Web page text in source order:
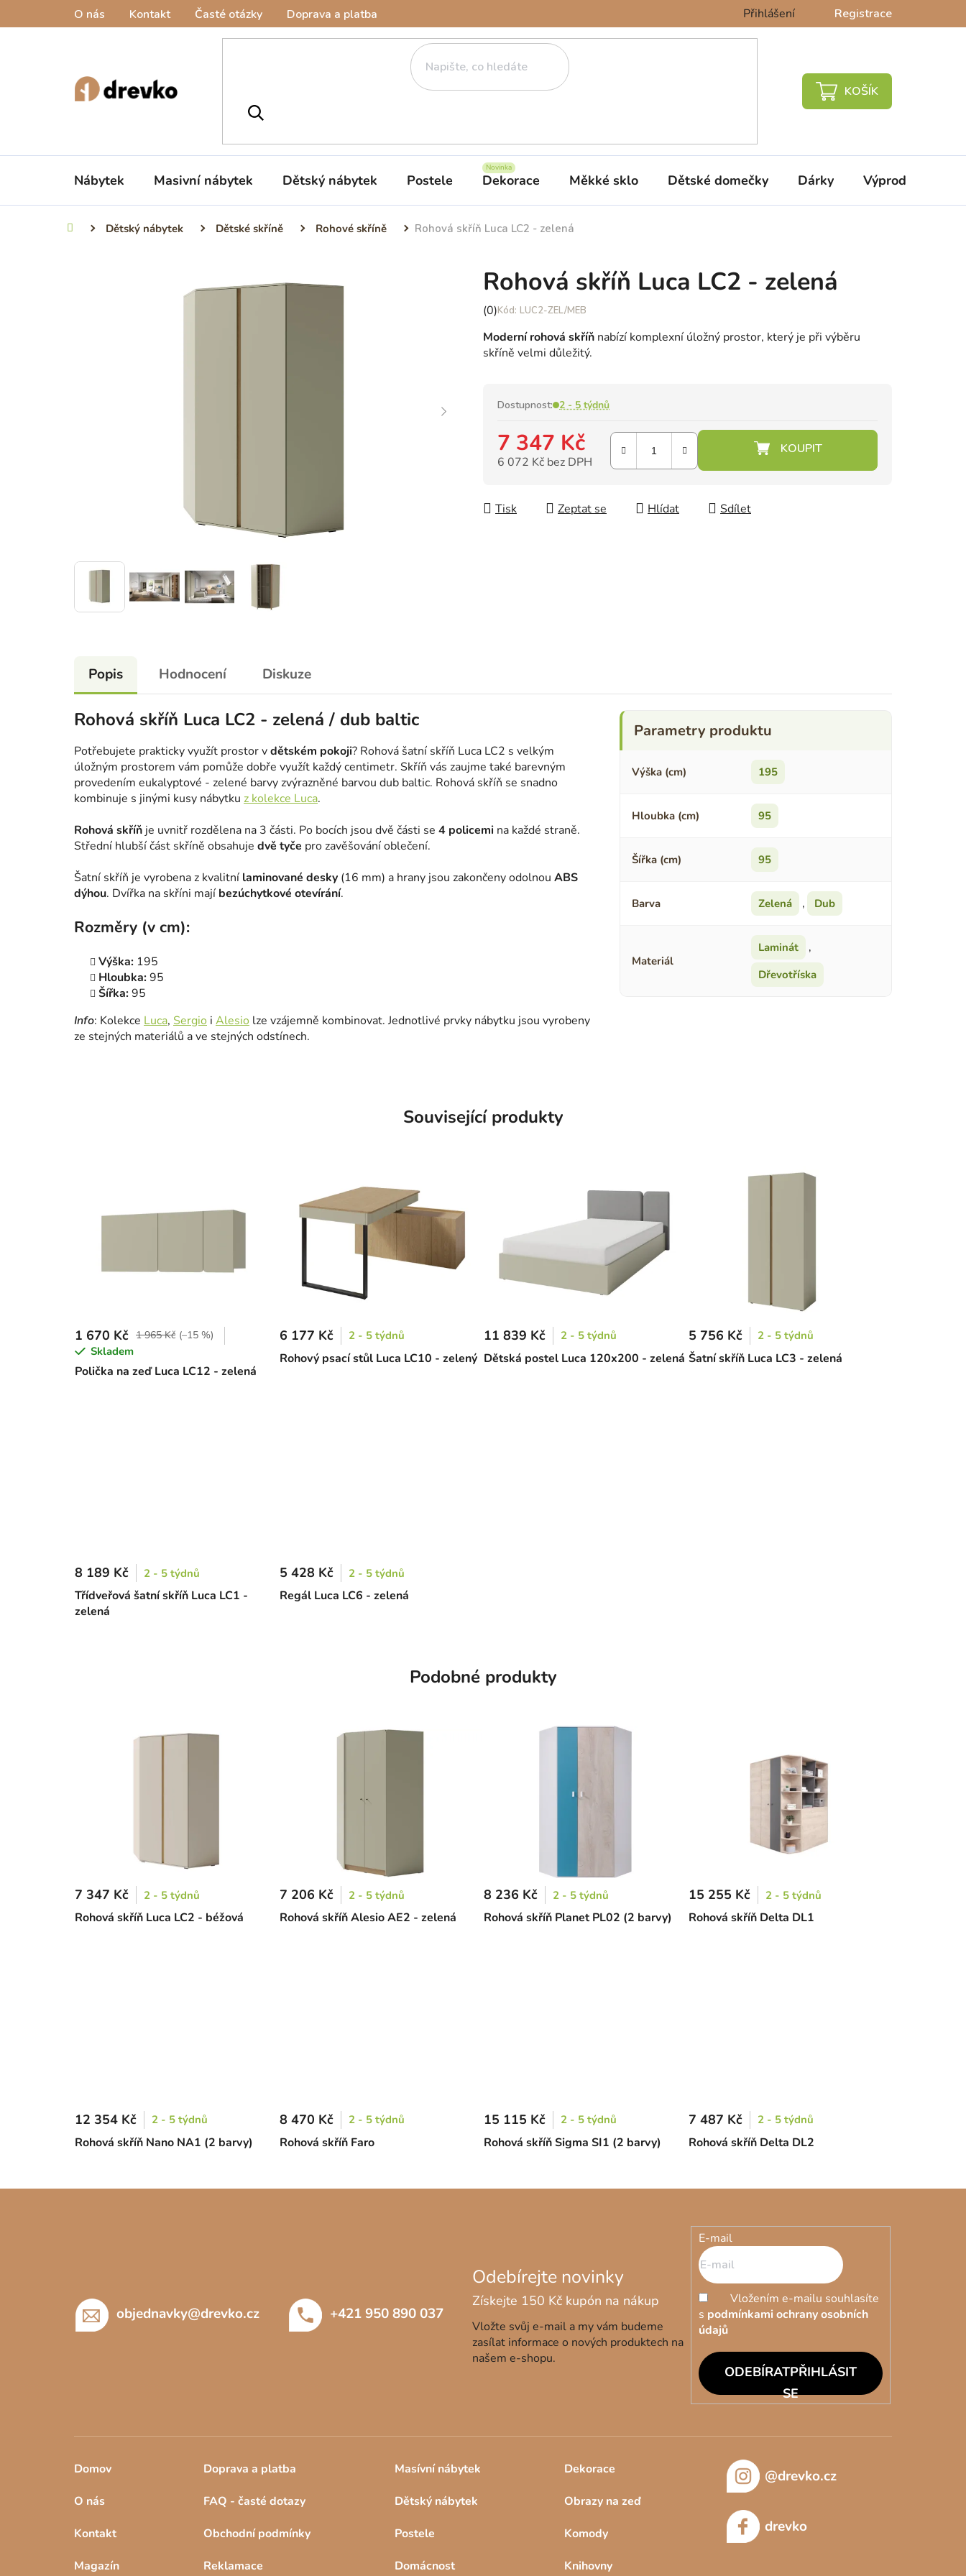
O nás Kontakt Časté otázky Doprava a platba Přihlášení Registrace
NÁKUPNÍ
Nábytek Masivní nábytek Dětský nábytek Postele Dekorace Měkké sklo Dětské domečky Dárky Výprodej %
Domů Dětský nábytek Dětské skříně Rohové skříně Rohová skříň Luca LC2 - zelená
Rohová skříň Luca LC2 - zelená
Průměrné
produktu
je
(0) LUC2-ZEL/MEB
Moderní rohová skříň nabízí komplexní úložný prostor, který je při výběru
skříně velmi důležitý.
Dostupnost: 2 - 5 týdnů
7 347 Kč
6 072 Kč bez DPH
Tisk
Zeptat se Hlídat Sdílet
Popis Hodnocení Diskuze
Rohová skříň Luca LC2 - zelená / dub baltic
Potřebujete prakticky využít prostor vdětském pokoji? Rohová šatní skříň Luca LC2 s velkým
úložným prostorem vám pomůže dobře využít každý centimetr. Skříň vás zaujme také barevným
provedením eukalyptové - zelené barvy zvýrazněné barvou dub baltic. Rohová skříň se snadno
kombinuje s jinými kusy nábytku z kolekce Luca.
Rohová skříň je uvnitř rozdělena na 3 části. Po bocích jsou dvě části se 4 policemi na každé straně.
Střední hlubší část skříně obsahuje dvě tyče pro zavěšování oblečení.
Šatní skříň je vyrobena z kvalitní laminované desky (16 mm) a hrany jsou zakončeny odolnou ABS
dýhou. Dvířka na skříni mají bezúchytkové otevírání.
Rozměry (v cm):
Výška: 195
Hloubka:95
Šířka:95
Info: Kolekce Luca, Sergio i Alesio lze vzájemně kombinovat. Jednotlivé prvky nábytku jsou vyrobeny
ze stejných materiálů a ve stejných odstínech.
Výška (cm) 195
Hloubka (cm) 95
Šířka (cm) 95
Barva Zelená , Dub
Materiál
Laminát
,
Dřevotříska
Související produkty
Polička na zeď Luca LC12 - zelená
1 670 Kč 1 965 Kč (–15 %)
Skladem Rohový psací stůl Luca LC10 - zelený
6 177 Kč 2 - 5 týdnů
Dětská postel Luca 120x200 - zelená
11 839 Kč 2 - 5 týdnů
Šatní skříň Luca LC3 - zelená
5 756 Kč 2 - 5 týdnů
Třídveřová šatní skříň Luca LC1 -
zelená
8 189 Kč 2 - 5 týdnů
Regál Luca LC6 - zelená
5 428 Kč 2 - 5 týdnů
Podobné produkty
Rohová skříň Luca LC2 - béžová
7 347 Kč 2 - 5 týdnů
Rohová skříň Alesio AE2 - zelená
7 206 Kč 2 - 5 týdnů
Rohová skříň Planet PL02 (2 barvy)
8 236 Kč 2 - 5 týdnů
Rohová skříň Delta DL1
15 255 Kč 2 - 5 týdnů
Rohová skříň Nano NA1 (2 barvy)
12 354 Kč 2 - 5 týdnů
Rohová skříň Faro
8 470 Kč 2 - 5 týdnů
Rohová skříň Sigma SI1 (2 barvy)
15 115 Kč 2 - 5 týdnů
Rohová skříň Delta DL2
7 487 Kč 2 - 5 týdnů
objednavky@drevko.cz +421 950 890 037
Vložte svůj e-mail a my vám budeme
zasílat informace o nových produktech na
našem e-shopu.
E-mail
Vložením e-mailu souhlasíte
s podmínkami ochrany osobních
údajů
PŘIHLÁSIT
SE
Domov
O nás
Kontakt
Magazín
Doprava a platba
FAQ - časté dotazy
Obchodní podmínky
Reklamace
Masívní nábytek
Dětský nábytek
Postele
Domácnost
Dekorace
Obrazy na zeď
Komody
Knihovny
@drevko.cz
drevko